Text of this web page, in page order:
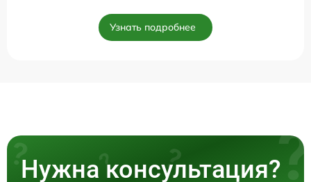
Узнать подробнее
Нужна консультация?